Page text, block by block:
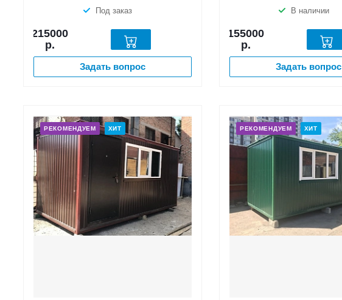
Под заказ
215000
р.
Задать вопрос
В наличии
155000
р.
Задать вопрос
РЕКОМЕНДУЕМ ХИТ РЕКОМЕНДУЕМ ХИТ